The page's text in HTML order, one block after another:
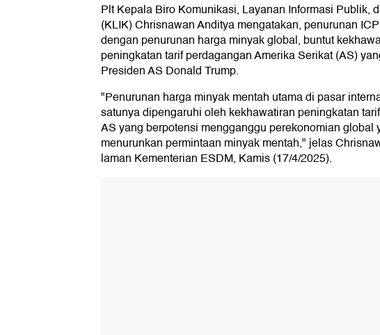
Plt Kepala Biro Komunikasi, Layanan Informasi Publik,
(KLIK) Chrisnawan Anditya mengatakan, penurunan
dengan penurunan harga minyak global, buntut
peningkatan tarif perdagangan Amerika Serikat (AS)
Presiden AS Donald Trump.
"Penurunan harga minyak mentah utama di pasar
satunya dipengaruhi oleh kekhawatiran peningkatan
AS yang berpotensi mengganggu perekonomian global
menurunkan permintaan minyak mentah," jelas
laman Kementerian ESDM, Kamis (17/4/2025).